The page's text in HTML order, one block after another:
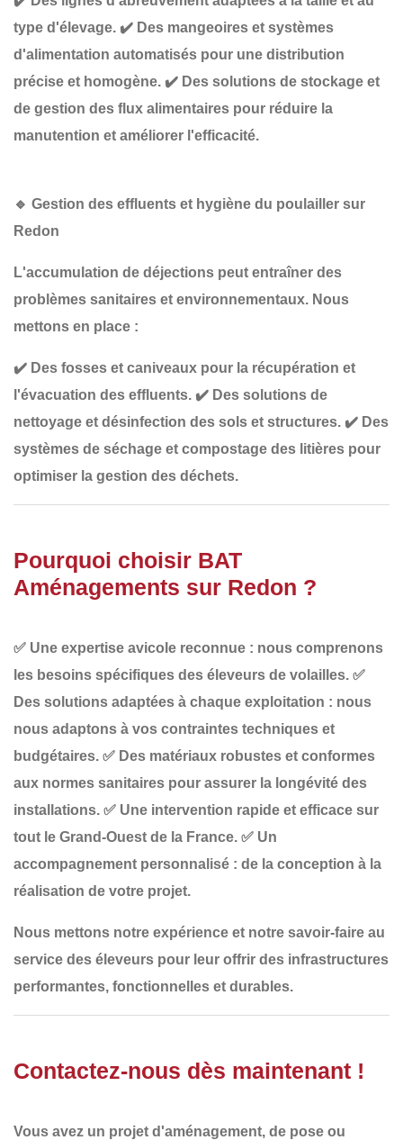
type d'élevage. ✔️ Des mangeoires et systèmes
d'alimentation automatisés pour une distribution
précise et homogène. ✔️ Des solutions de stockage et
de gestion des flux alimentaires pour réduire la
manutention et améliorer l'efficacité.
🔹 Gestion des effluents et hygiène du poulailler sur
Redon
L'accumulation de déjections peut entraîner des
problèmes sanitaires et environnementaux. Nous
mettons en place :
✔️ Des fosses et caniveaux pour la récupération et
l'évacuation des effluents. ✔️ Des solutions de
nettoyage et désinfection des sols et structures. ✔️ Des
systèmes de séchage et compostage des litières pour
optimiser la gestion des déchets.
Pourquoi choisir BAT
Aménagements sur Redon ?
✅ Une expertise avicole reconnue : nous comprenons
les besoins spécifiques des éleveurs de volailles. ✅
Des solutions adaptées à chaque exploitation : nous
nous adaptons à vos contraintes techniques et
budgétaires. ✅ Des matériaux robustes et conformes
aux normes sanitaires pour assurer la longévité des
installations. ✅ Une intervention rapide et efficace sur
tout le Grand-Ouest de la France. ✅ Un
accompagnement personnalisé : de la conception à la
réalisation de votre projet.
Nous mettons notre expérience et notre savoir-faire au
service des éleveurs pour leur offrir des infrastructures
performantes, fonctionnelles et durables.
Contactez-nous dès maintenant !
Vous avez un projet d'aménagement, de pose ou